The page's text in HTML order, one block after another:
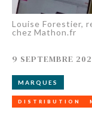
Louise Forestier,
chez Mathon.fr
9 SEPTEMBRE
MARQUES
DISTRIBUTION